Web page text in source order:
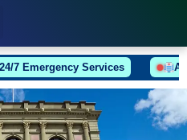
Emergency Services